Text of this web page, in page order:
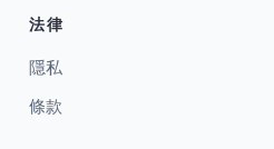
法律
隱私
條款